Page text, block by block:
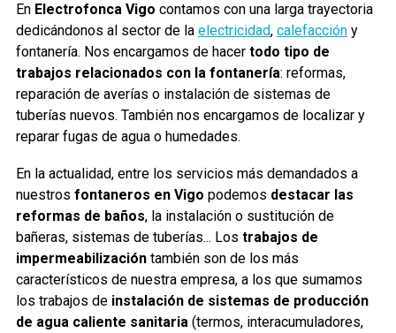
En Electrofonca Vigo contamos con una larga trayectoria
dedicándonos al sector de la electricidad, calefacción y
fontanería. Nos encargamos de hacer todo tipo de
trabajos relacionados con la fontanería: reformas,
reparación de averías o instalación de sistemas de
tuberías nuevos. También nos encargamos de localizar y
reparar fugas de agua o humedades.
En la actualidad, entre los servicios más demandados a
nuestros fontaneros en Vigo podemos destacar las
reformas de baños, la instalación o sustitución de
bañeras, sistemas de tuberías... Los trabajos de
impermeabilización también son de los más
característicos de nuestra empresa, a los que sumamos
los trabajos de instalación de sistemas de producción
de agua caliente sanitaria (termos, interacumuladores,